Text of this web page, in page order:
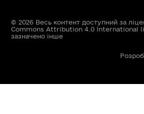
© 2026 Весь контент доступний за
Commons Attribution 4.0 International
зазначено інше